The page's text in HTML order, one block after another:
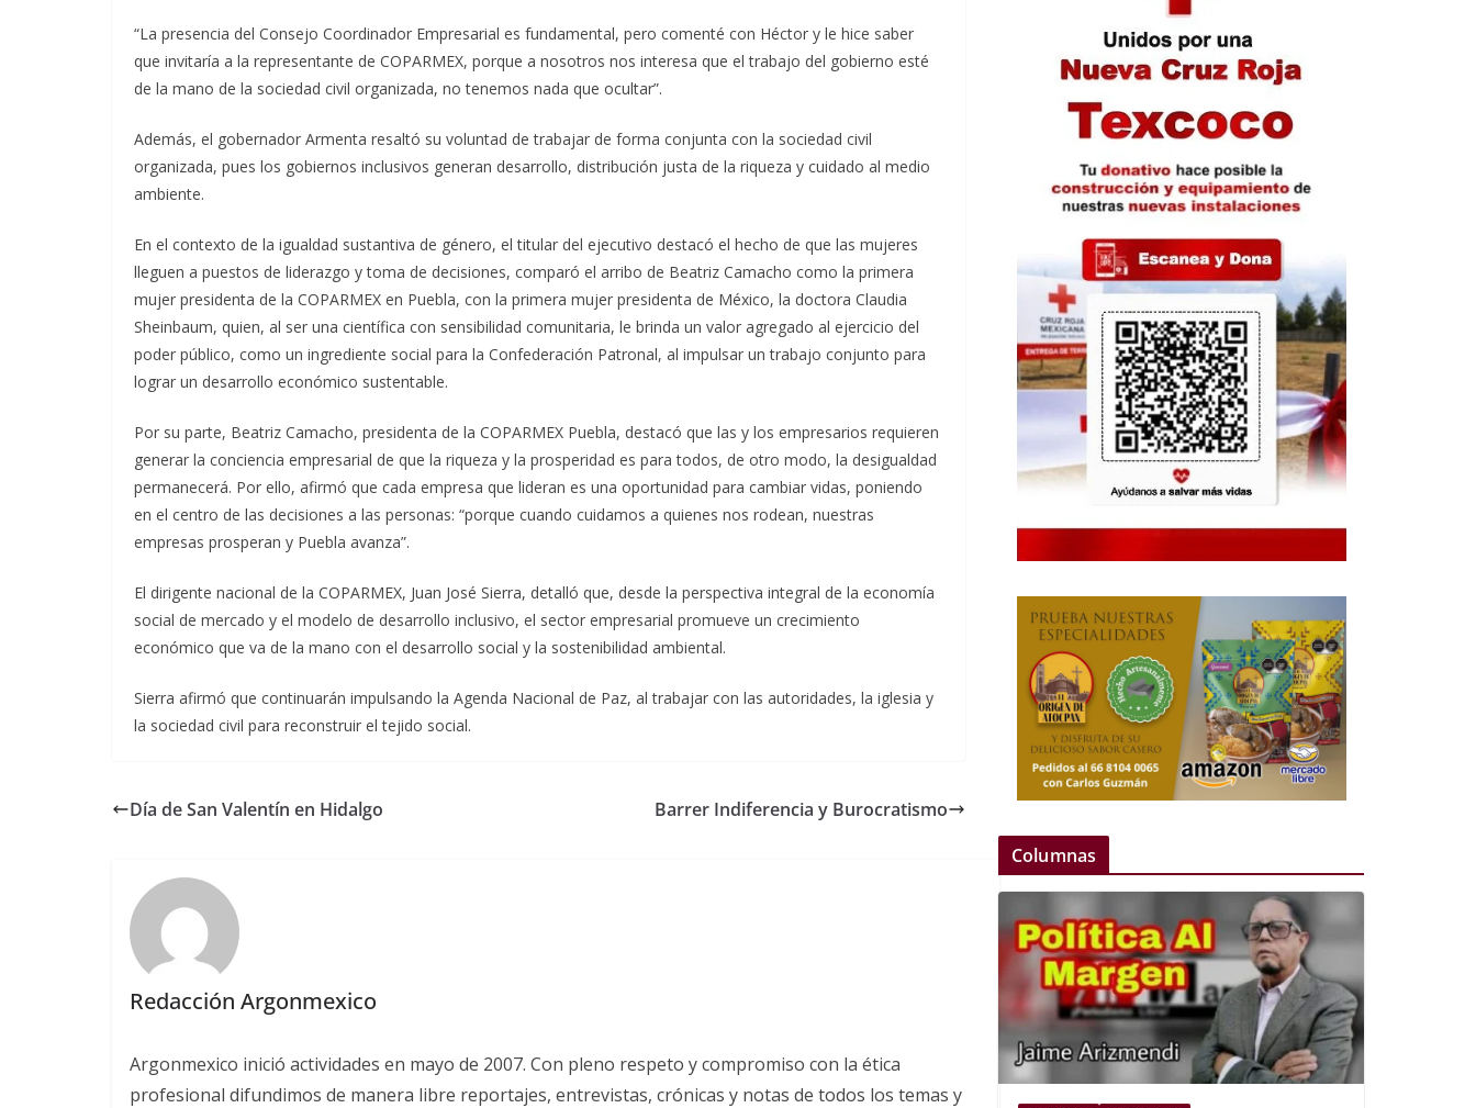
“La presencia del Consejo Coordinador Empresarial es fundamental, pero comenté con Héctor y le hice saber
que invitaría a la representante de COPARMEX, porque a nosotros nos interesa que el trabajo del gobierno esté
de la mano de la sociedad civil organizada, no tenemos nada que ocultar”.
Además, el gobernador Armenta resaltó su voluntad de trabajar de forma conjunta con la sociedad civil
organizada, pues los gobiernos inclusivos generan desarrollo, distribución justa de la riqueza y cuidado al medio
ambiente.
En el contexto de la igualdad sustantiva de género, el titular del ejecutivo destacó el hecho de que las mujeres
lleguen a puestos de liderazgo y toma de decisiones, comparó el arribo de Beatriz Camacho como la primera
mujer presidenta de la COPARMEX en Puebla, con la primera mujer presidenta de México, la doctora Claudia
Sheinbaum, quien, al ser una científica con sensibilidad comunitaria, le brinda un valor agregado al ejercicio del
poder público, como un ingrediente social para la Confederación Patronal, al impulsar un trabajo conjunto para
lograr un desarrollo económico sustentable.
Por su parte, Beatriz Camacho, presidenta de la COPARMEX Puebla, destacó que las y los empresarios requieren
generar la conciencia empresarial de que la riqueza y la prosperidad es para todos, de otro modo, la desigualdad
permanecerá. Por ello, afirmó que cada empresa que lideran es una oportunidad para cambiar vidas, poniendo
en el centro de las decisiones a las personas: “porque cuando cuidamos a quienes nos rodean, nuestras
empresas prosperan y Puebla avanza”.
El dirigente nacional de la COPARMEX, Juan José Sierra, detalló que, desde la perspectiva integral de la economía
social de mercado y el modelo de desarrollo inclusivo, el sector empresarial promueve un crecimiento
económico que va de la mano con el desarrollo social y la sostenibilidad ambiental.
Sierra afirmó que continuarán impulsando la Agenda Nacional de Paz, al trabajar con las autoridades, la iglesia y
la sociedad civil para reconstruir el tejido social.
Día de San Valentín en Hidalgo Barrer Indiferencia y Burocratismo
Redacción Argonmexico
Argonmexico inició actividades en mayo de 2007. Con pleno respeto y compromiso con la ética
profesional difundimos de manera libre reportajes, entrevistas, crónicas y notas de todos los temas y
Columnas